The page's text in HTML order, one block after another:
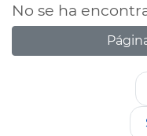
No se ha